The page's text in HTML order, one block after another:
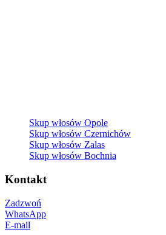
Skup włosów Opole
Skup włosów Czernichów
Skup włosów Zalas
Skup włosów Bochnia
Kontakt
Zadzwoń
WhatsApp
E-mail